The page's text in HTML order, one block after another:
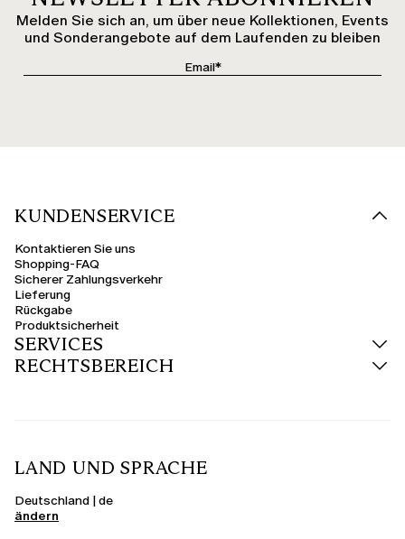
Melden Sie sich an, um über neue Kollektionen, Events
und Sonderangebote auf dem Laufenden zu bleiben
KUNDENSERVICE
Kontaktieren Sie uns
Shopping-FAQ
Sicherer Zahlungsverkehr
Lieferung
Rückgabe
Produktsicherheit
SERVICES
RECHTSBEREICH
LAND UND SPRACHE
Deutschland | de
ändern